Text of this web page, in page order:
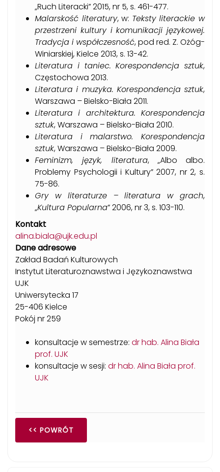
„Ruch Literacki” 2015, nr 5, s. 461-477.
Malarskość literatury, w: Teksty literackie w
przestrzeni kultury i komunikacji językowej.
Tradycja i współczesność, pod red. Z. Ożóg-
Winiarskiej, Kielce 2013, s. 13-42.
Literatura i taniec. Korespondencja sztuk,
Częstochowa 2013.
Literatura i muzyka. Korespondencja sztuk,
Warszawa – Bielsko-Biała 2011.
Literatura i architektura. Korespondencja
sztuk, Warszawa – Bielsko-Biała 2010.
Literatura i malarstwo. Korespondencja
sztuk, Warszawa – Bielsko-Biała 2009.
Feminizm, język, literatura, „Albo albo.
Problemy Psychologii i Kultury” 2007, nr 2, s.
75-86.
Gry w literaturze – literatura w grach,
„Kultura Popularna” 2006, nr 3, s. 103-110.
Kontakt
alina.biala@ujk.edu.pl
Dane adresowe
Zakład Badań Kulturowych
Instytut Literaturoznawstwa i Językoznawstwa
UJK
Uniwersytecka 17
25-406 Kielce
Pokój nr 259
konsultacje w semestrze: dr hab. Alina Biała
prof. UJK
konsultacje w sesji: dr hab. Alina Biała prof.
UJK
<< POWRÓT